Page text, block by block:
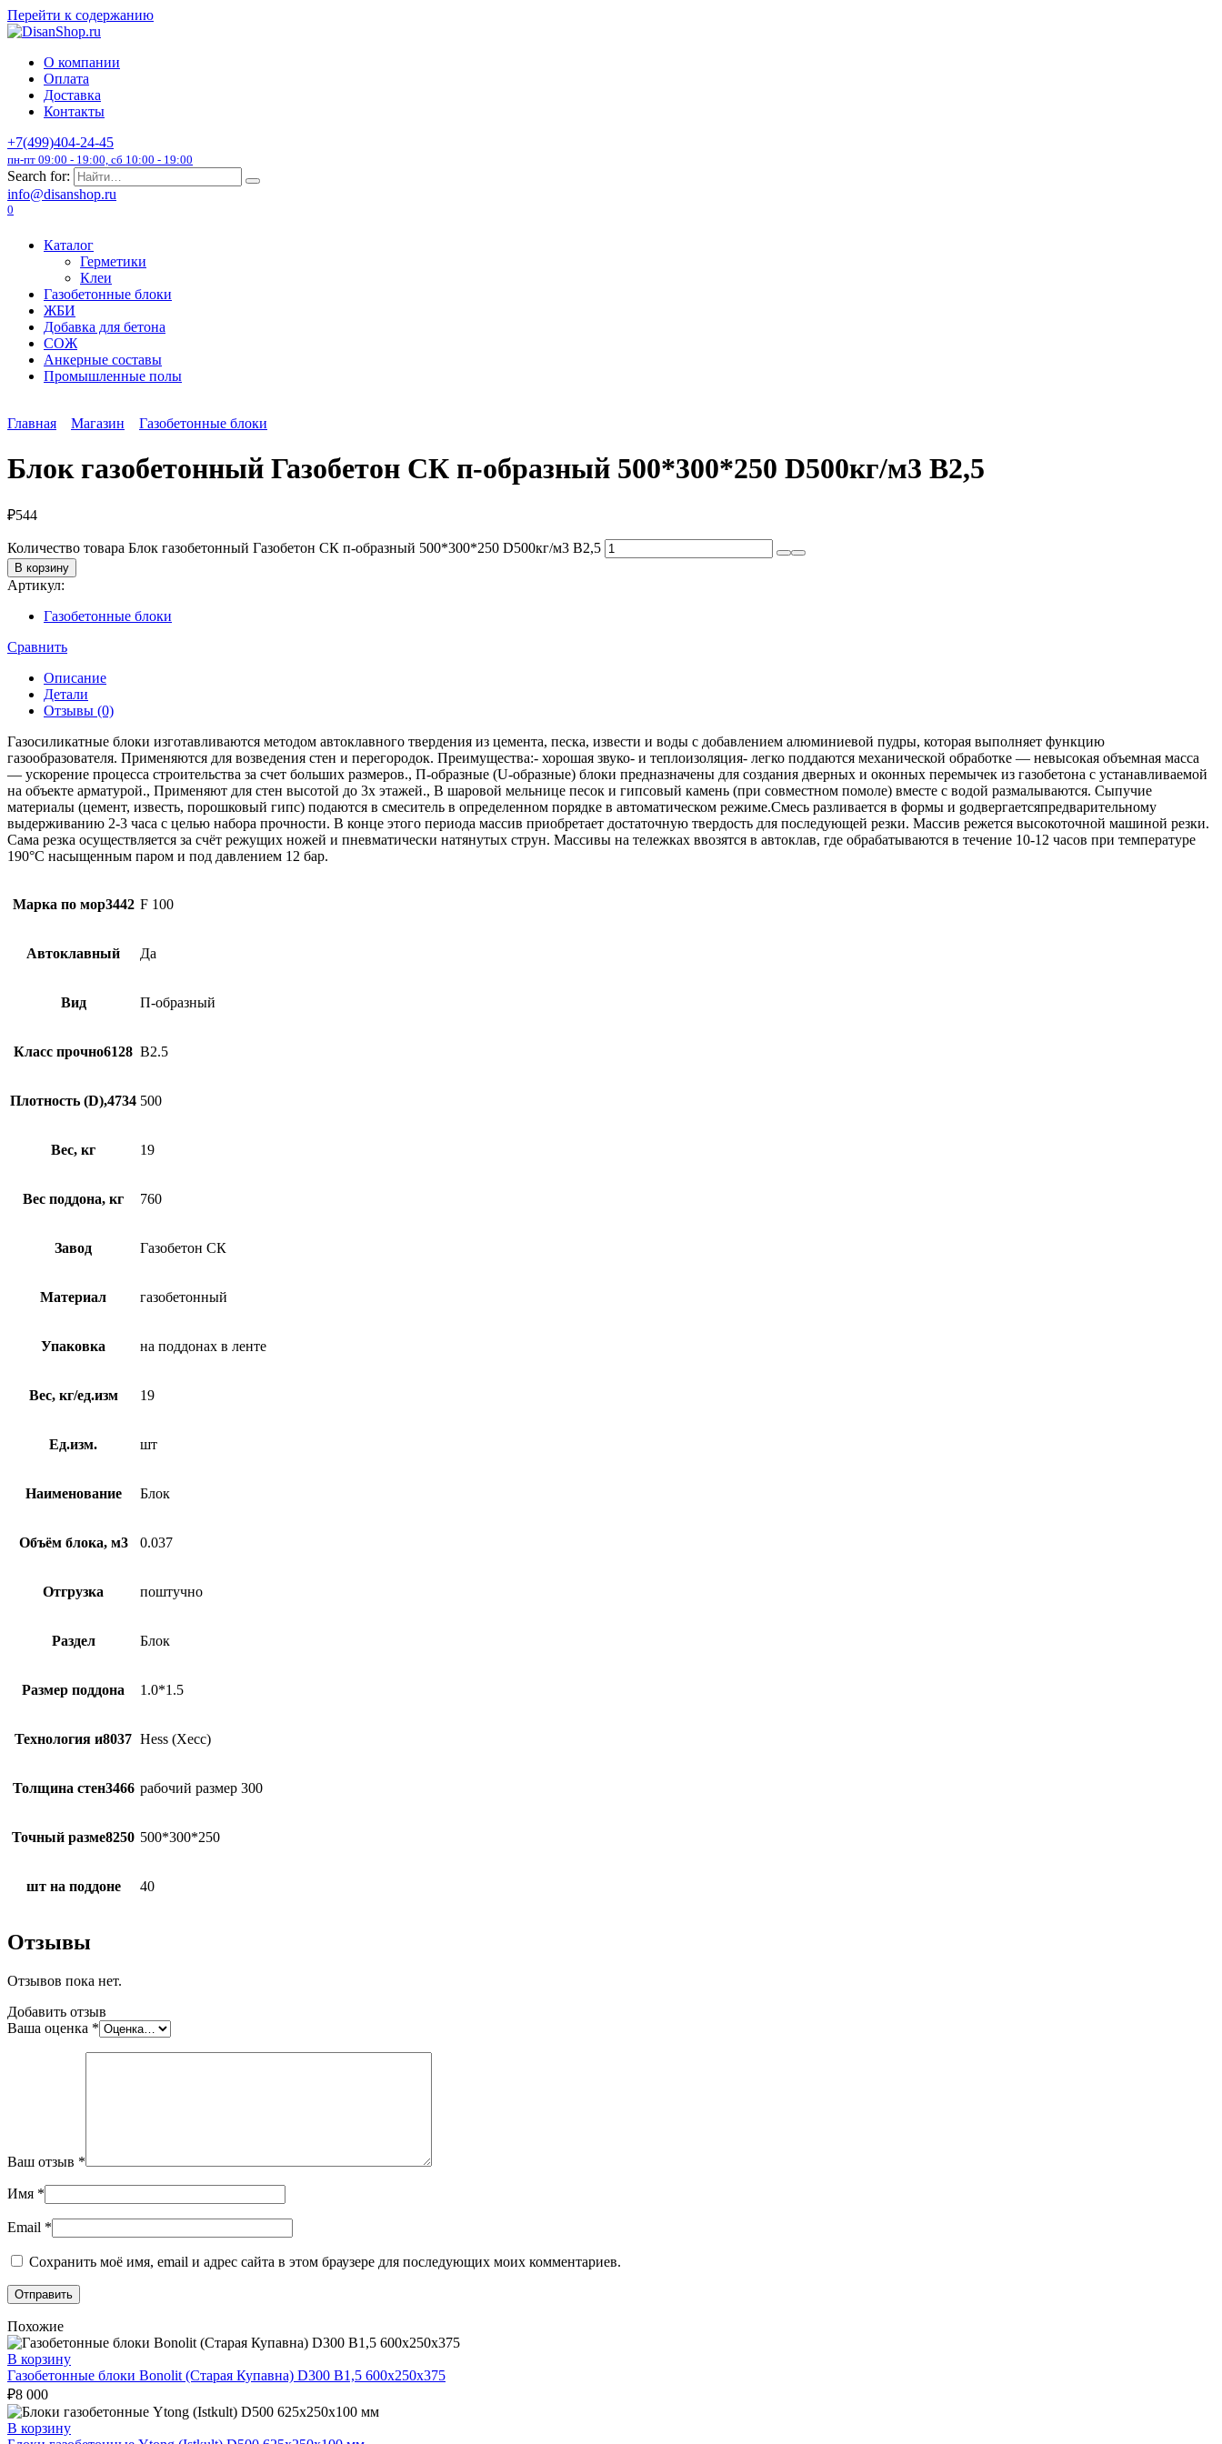
Перейти к содержанию
О компании
Оплата
Доставка
Контакты
+7(499)404-24-45
пн-пт 09:00 - 19:00, сб 10:00 - 19:00
Search for:
info@disanshop.ru
0
Каталог
Герметики
Клеи
Газобетонные блоки
ЖБИ
Добавка для бетона
СОЖ
Анкерные составы
Промышленные полы
Главная Магазин Газобетонные блоки
Блок газобетонный Газобетон СК п-образный 500*300*250 D500кг/м3 В2,5
₽544
Количество товара Блок газобетонный Газобетон СК п-образный 500*300*250 D500кг/м3 В2,5
В корзину
Артикул:
Газобетонные блоки
Сравнить
Описание
Детали
Отзывы (0)
Газосиликатные блоки изготавливаются методом автоклавного твердения из цемента, песка, извести и воды с добавлением алюминиевой пудры, которая выполняет функцию
газообразователя. Применяются для возведения стен и перегородок. Преимущества:- хорошая звуко- и теплоизоляция- легко поддаются механической обработке — невысокая объемная масса
— ускорение процесса строительства за счет больших размеров., П-образные (U-образные) блоки предназначены для создания дверных и оконных перемычек из газобетона с устанавливаемой
на объекте арматурой., Применяют для стен высотой до 3х этажей., В шаровой мельнице песок и гипсовый камень (при совместном помоле) вместе с водой размалываются. Сыпучие
материалы (цемент, известь, порошковый гипс) подаются в смеситель в определенном порядке в автоматическом режиме.Смесь разливается в формы и gодвергаетсяпредварительному
выдерживанию 2-3 часа с целью набора прочности. В конце этого периода массив приобретает достаточную твердость для последующей резки. Массив режется высокоточной машиной резки.
Сама резка осуществляется за счёт режущих ножей и пневматически натянутых струн. Массивы на тележках ввозятся в автоклав, где обрабатываются в течение 10-12 часов при температуре
190°С насыщенным паром и под давлением 12 бар.
Марка по мор3442 F 100
Автоклавный Да
Вид П-образный
Класс прочно6128 В2.5
Плотность (D),4734 500
Вес, кг 19
Вес поддона, кг 760
Завод Газобетон СК
Материал газобетонный
Упаковка на поддонах в ленте
Вес, кг/ед.изм 19
Ед.изм. шт
Наименование Блок
Объём блока, м3 0.037
Отгрузка поштучно
Раздел Блок
Размер поддона 1.0*1.5
Технология и8037 Hess (Хесс)
Толщина стен3466 рабочий размер 300
Точный разме8250 500*300*250
шт на поддоне 40
Отзывы
Отзывов пока нет.
Добавить отзыв
Ваша оценка *
Ваш отзыв *
Имя *
Email *
Сохранить моё имя, email и адрес сайта в этом браузере для последующих моих комментариев.
Похожие
В корзину
Газобетонные блоки Bonolit (Старая Купавна) D300 В1,5 600х250х375
₽8 000
В корзину